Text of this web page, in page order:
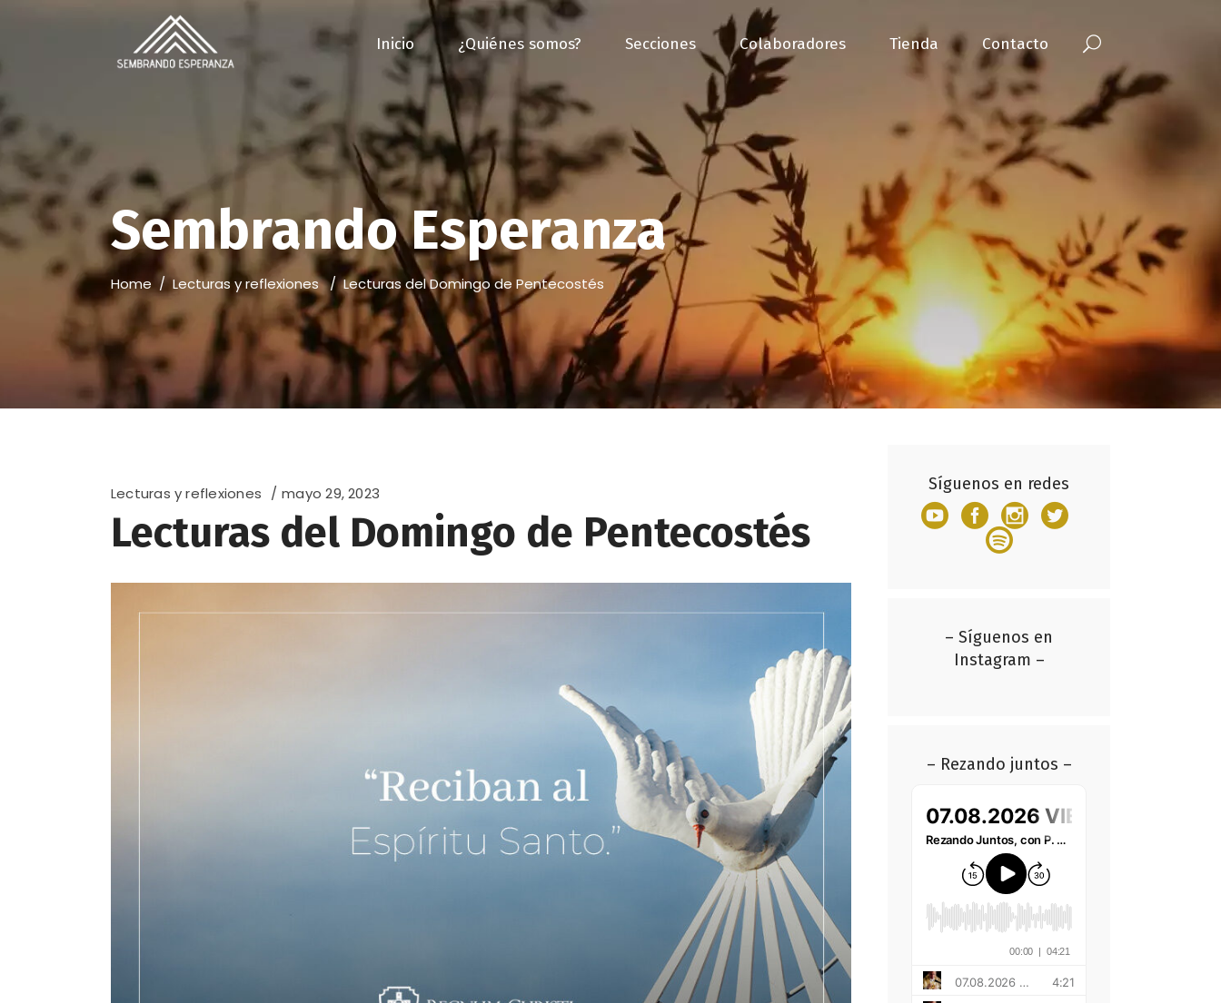
Inicio ¿Quiénes somos? Secciones Colaboradores Tienda Contacto
Sembrando Esperanza
Home/ Lecturas y reflexiones/Lecturas del Domingo de Pentecostés
Lecturas y reflexiones mayo 29, 2023
Lecturas del Domingo de Pentecostés
Síguenos en redes
– Síguenos en
Instagram –
– Rezando juntos –